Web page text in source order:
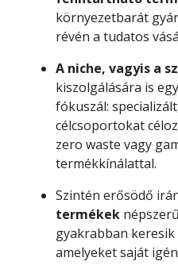
környezetbarát
révén a tudatos
A niche, vagyis a
kiszolgálására is
fókuszál:
célcsoportokat
zero waste vagy
termékkínálattal.
Szintén erősödő
termékek
gyakrabban
amelyeket saját